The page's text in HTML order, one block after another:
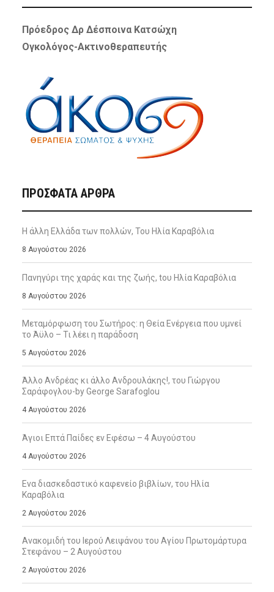
Πρόεδρος Δρ Δέσποινα Κατσώχη
Ογκολόγος-Ακτινοθεραπευτής
ΠΡΌΣΦΑΤΑ ΆΡΘΡΑ
Η άλλη Ελλάδα των πολλών, Του Ηλία Καραβόλια
8 Αυγούστου 2026
Πανηγύρι της χαράς και της ζωής, tου Ηλία Καραβόλια
8 Αυγούστου 2026
Μεταμόρφωση του Σωτήρος: η Θεία Ενέργεια που υμνεί
το Άϋλο – Τι λέει η παράδοση
5 Αυγούστου 2026
Άλλο Ανδρέας κι άλλο Ανδρουλάκης!, του Γιώργου
Σαράφογλου-by George Sarafoglou
4 Αυγούστου 2026
Άγιοι Επτά Παίδες εν Εφέσω – 4 Αυγούστου
4 Αυγούστου 2026
Ενα διασκεδαστικό καφενείο βιβλίων, του Ηλία
Καραβόλια
2 Αυγούστου 2026
Ανακομιδή του Ιερού Λειψάνου του Αγίου Πρωτομάρτυρα
Στεφάνου – 2 Αυγούστου
2 Αυγούστου 2026